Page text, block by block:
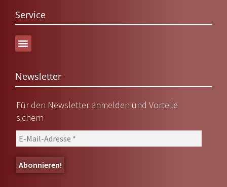
Service
Newsletter
Für den Newsletter anmelden und Vorteile
sichern